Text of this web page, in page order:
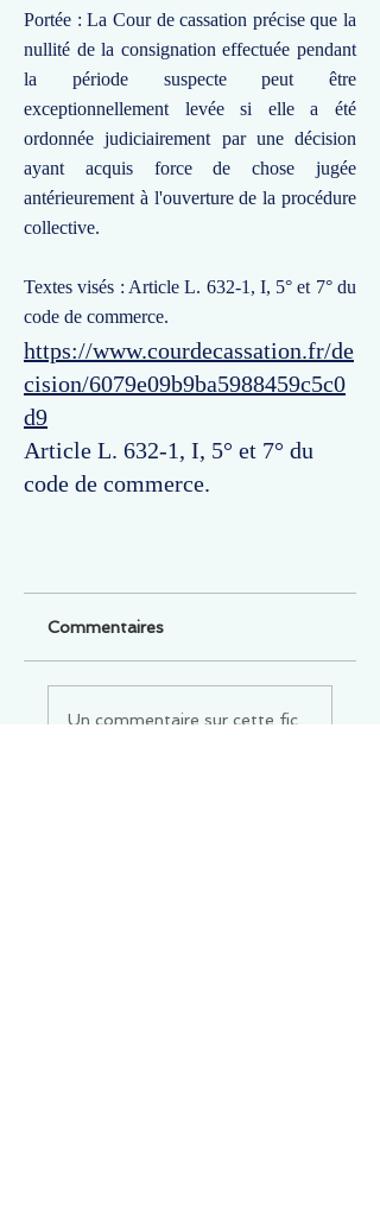
Portée : La Cour de cassation précise que la
nullité de la consignation effectuée pendant
la période suspecte peut être
exceptionnellement levée si elle a été
ordonnée judiciairement par une décision
ayant acquis force de chose jugée
antérieurement à l'ouverture de la procédure
collective.
Textes visés : Article L. 632-1, I, 5° et 7° du
code de commerce.
https://www.courdecassation.fr/de
cision/6079e09b9ba5988459c5c0
d9
Article L. 632-1, I, 5° et 7° du
code de commerce.
Commentaires
Un commentaire sur cette fiche ou cet